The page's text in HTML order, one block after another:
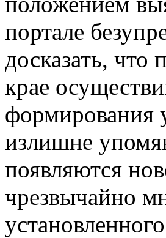
портале
досказать, что
крае
формирования
излишне
появляются
чрезвычайно